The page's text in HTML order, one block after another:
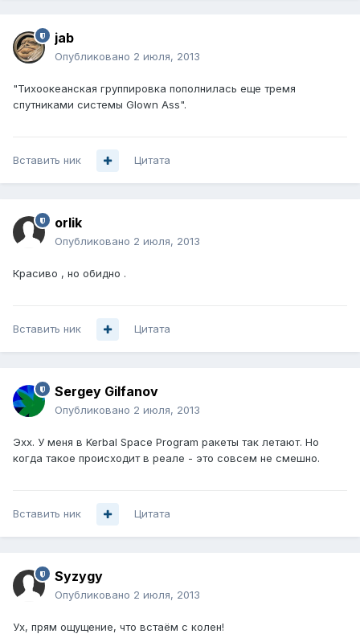
jab
Опубликовано 2 июля, 2013
"Тихоокеанская группировка пополнилась еще тремя
спутниками системы Glown Ass".
Вставить ник Цитата
orlik
Опубликовано 2 июля, 2013
Красиво , но обидно .
Вставить ник Цитата
Sergey Gilfanov
Опубликовано 2 июля, 2013
Эхх. У меня в Kerbal Space Program ракеты так летают. Но
когда такое происходит в реале - это совсем не смешно.
Вставить ник Цитата
Syzygy
Опубликовано 2 июля, 2013
Ух, прям ощущение, что встаём с колен!